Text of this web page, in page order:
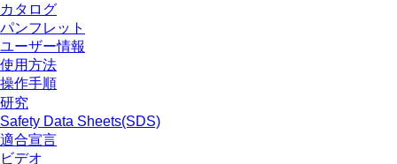
カタログ
パンフレット
ユーザー情報
使用方法
操作手順
研究
Safety Data Sheets(SDS)
適合宣言
ビデオ